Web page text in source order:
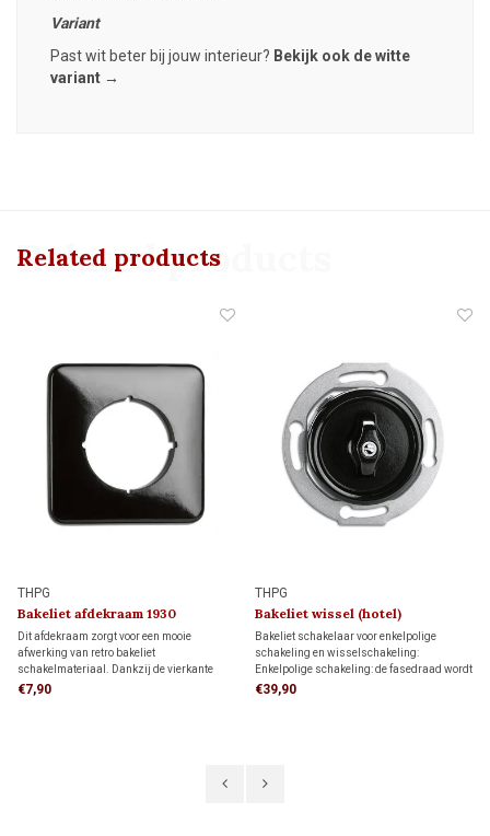
Variant
Past wit beter bij jouw interieur? Bekijk ook de witte
variant →
Related products
Related products
THPG
Bakeliet afdekraam 1930
Dit afdekraam zorgt voor een mooie
afwerking van retro bakeliet
schakelmateriaal. Dankzij de vierkante
vorm biedt het meer dekking rondom de
€7,90
THPG
Bakeliet wissel (hotel)
schakelaar 1930
Bakeliet schakelaar voor enkelpolige
schakeling en wisselschakeling:
Enkelpolige schakeling: de fasedraad wordt
onderbroken om een lichtpunt te schakelen.
€39,90